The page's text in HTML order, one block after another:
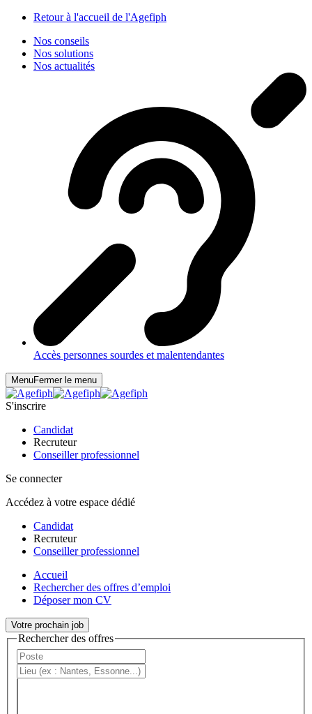
Retour à l'accueil de l'Agefiph
Nos conseils
Nos solutions
Nos actualités
Accès personnes sourdes et malentendantes
MenuFermer le menu
S'inscrire
Candidat
Recruteur
Conseiller professionnel
Se connecter
Accédez à votre espace dédié
Candidat
Recruteur
Conseiller professionnel
Accueil
Rechercher des offres d’emploi
Déposer mon CV
Votre prochain job
Rechercher des offres